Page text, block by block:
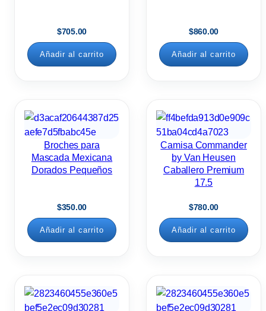
$705.00
Añadir al carrito
$860.00
Añadir al carrito
Broches para
Mascada Mexicana
Dorados Pequeños
$350.00
Añadir al carrito
Camisa Commander
by Van Heusen
Caballero Premium
17.5
$780.00
Añadir al carrito